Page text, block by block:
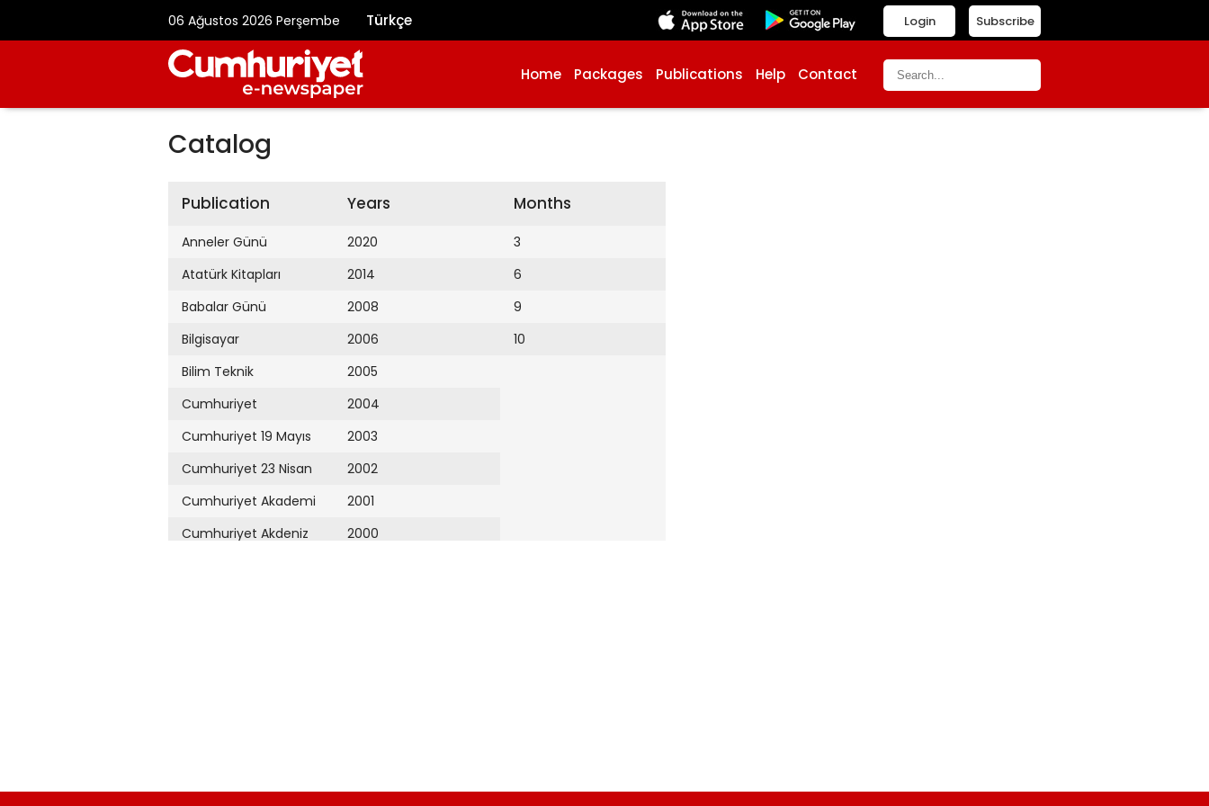
06 Ağustos 2026 Perşembe Türkçe Subscribe
Login
Home Packages Publications Help Contact
Catalog
Publication
Anneler Günü
Atatürk Kitapları
Babalar Günü
Bilgisayar
Bilim Teknik
Cumhuriyet
Cumhuriyet 19 Mayıs
Cumhuriyet 23 Nisan
Cumhuriyet Akademi
Cumhuriyet Akdeniz
Cumhuriyet Çevre
Years
2020
2014
2008
2006
2005
2004
2003
2002
2001
2000
1992
Months
3
6
9
10